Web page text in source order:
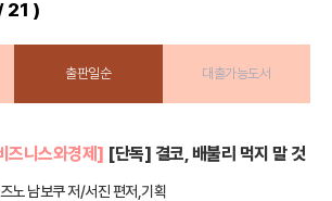
21 )
출판일순 대출가능도서
즈니스와경제] [단독] 결코, 배불리 먹지 말 것
노 남보쿠 저/서진 편저,기획